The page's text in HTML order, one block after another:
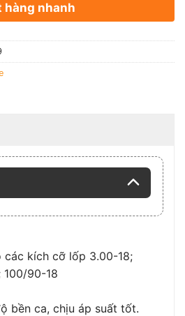
hàng nhanh
các kích cỡ lốp 3.00-18;
90-18
bền ca, chịu áp suất tốt.